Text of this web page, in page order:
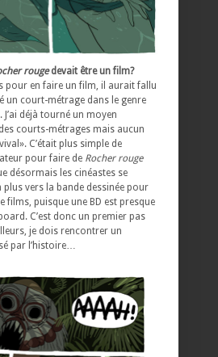
rougedevait être un film?
pour en faire un film, il aurait fallu
un court-métrage dans le genre
J’ai déjà tourné un moyen
courts-métrages mais aucun
C’était plus simple de
pour faire de Rocher rouge
désormais les cinéastes se
vers la bande dessinée pour
films, puisque une BD est presque
C’est donc un premier pas
je dois rencontrer un
par l’histoire…